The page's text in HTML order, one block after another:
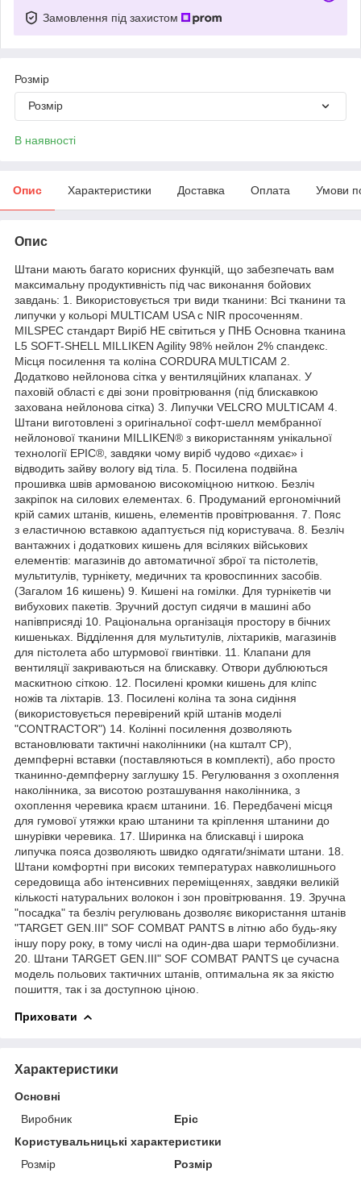
Замовлення під захистом
Розмір
Розмір
В наявності
Опис Характеристики Доставка Оплата Умови
Опис
Штани мають багато корисних функцій, що забезпечать вам
максимальну продуктивність під час виконання бойових
завдань: 1. Використовується три види тканини: Всі тканини та
липучки у кольорі MULTICAM USA c NIR просоченням.
MILSPEC стандарт Виріб НЕ світиться у ПНБ ​Основна тканина
L5 SOFT-SHELL MILLIKEN Agility 98% нейлон 2% спандекс.
Місця посилення та коліна CORDURA MULTICAM 2.
Додатково нейлонова сітка у вентиляційних клапанах. У
паховій області є дві зони провітрювання (під блискавкою
захована нейлонова сітка) 3. Липучки VELCRO MULTICAM 4.
Штани виготовлені з оригінальної софт-шелл мембранної
нейлонової тканини MILLIKEN® з використанням унікальної
технології EPIC®, завдяки чому виріб чудово «дихає» і
відводить зайву вологу від тіла. 5. Посилена подвійна
прошивка швів армованою високоміцною ниткою. Безліч
закріпок на силових елементах. 6. Продуманий ергономічний
крій самих штанів, кишень, елементів провітрювання. 7. Пояс
з еластичною вставкою адаптується під користувача. 8. Безліч
вантажних і додаткових кишень для всіляких військових
елементів: магазинів до автоматичної зброї та пістолетів,
мультитулів, турнікету, медичних та кровоспинних засобів.
(Загалом 16 кишень) 9. Кишені на гомілки. Для турнікетів чи
вибухових пакетів. Зручний доступ сидячи в машині або
напівприсяді 10. Раціональна організація простору в бічних
кишеньках. Відділення для мультитулів, ліхтариків, магазинів
для пістолета або штурмової гвинтівки. 11. Клапани для
вентиляції закриваються на блискавку. Отвори дублюються
маскитною сіткою. 12. Посилені кромки кишень для кліпс
ножів та ліхтарів. 13. Посилені коліна та зона сидіння
(використовується перевірений крій штанів моделі
"CONTRACTOR") 14. Колінні посилення дозволяють
встановлювати тактичні наколінники (на кшталт СР),
демпферні вставки (поставляються в комплекті), або просто
тканинно-демпферну заглушку 15. Регулювання з охоплення
наколінника, за висотою розташування наколінника, з
охоплення черевика краєм штанини. 16. Передбачені місця
для гумової утяжки краю штанини та кріплення штанини до
шнурівки черевика. 17. Ширинка на блискавці і широка
липучка пояса дозволяють швидко одягати/знімати штани. 18.
Штани комфортні при високих температурах навколишнього
середовища або інтенсивних переміщеннях, завдяки великій
кількості натуральних волокон і зон провітрювання. 19. Зручна
"посадка" та безліч регулювань дозволяє використання штанів
"TARGET GEN.III" SOF COMBAT PANTS в літню або будь-яку
іншу пору року, в тому числі на один-два шари термобілизни.
20. Штани TARGET GEN.III" SOF COMBAT PANTS це сучасна
модель польових тактичних штанів, оптимальна як за якістю
пошиття, так і за доступною ціною.
Приховати
Характеристики
Основні
Виробник
Epic
Користувальницькі характеристики
Розмір
Розмір